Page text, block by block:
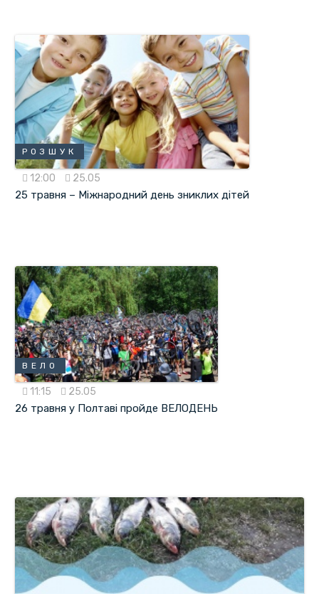
РОЗШУК
12:00 25.05
25 травня – Міжнародний день зниклих дітей
ВЕЛО
11:15 25.05
26 травня у Полтаві пройде ВЕЛОДЕНЬ